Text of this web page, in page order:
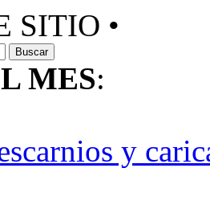
SITIO •
Buscar
MES:
y